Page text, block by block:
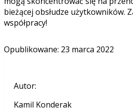
bieżącej obsłudze użytkowników.
współpracy!
Opublikowane: 23 marca 2022
Autor:
Kamil Konderak